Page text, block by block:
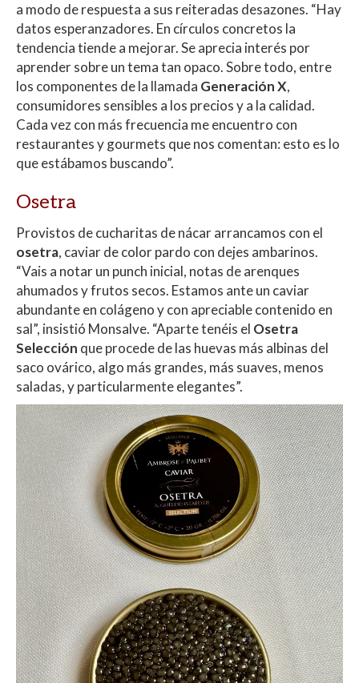
a modo de respuesta a sus reiteradas desazones. “Hay
datos esperanzadores. En círculos concretos la
tendencia tiende a mejorar. Se aprecia interés por
aprender sobre un tema tan opaco. Sobre todo, entre
los componentes de la llamada Generación X,
consumidores sensibles a los precios y a la calidad.
Cada vez con más frecuencia me encuentro con
restaurantes y gourmets que nos comentan: esto es lo
que estábamos buscando”.
Osetra
Provistos de cucharitas de nácar arrancamos con el
osetra, caviar de color pardo con dejes ambarinos.
“Vais a notar un punch inicial, notas de arenques
ahumados y frutos secos. Estamos ante un caviar
abundante en colágeno y con apreciable contenido en
sal”, insistió Monsalve. “Aparte tenéis el Osetra
Selección que procede de las huevas más albinas del
saco ovárico, algo más grandes, más suaves, menos
saladas, y particularmente elegantes”.